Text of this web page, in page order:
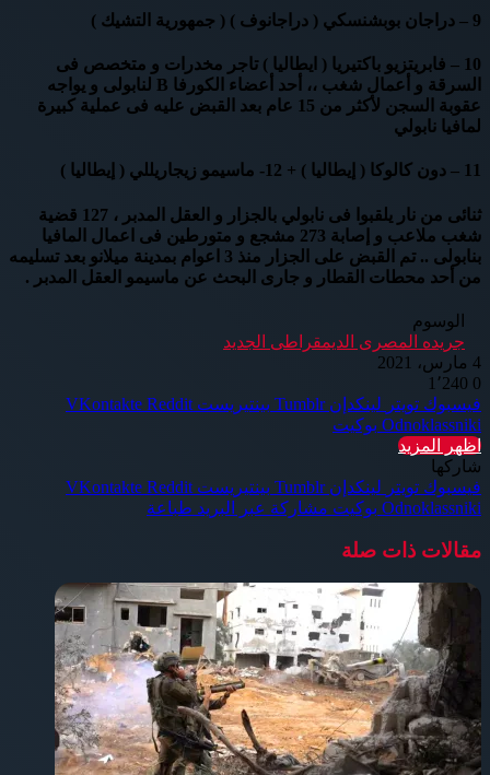
9 – دراجان بوبشنسكي ( دراجانوف ) ( جمهورية التشيك )
10 – فابريتزيو باكتيريا ( ايطاليا ) تاجر مخدرات و متخصص فى
السرقة و أعمال شغب ،، أحد أعضاء الكورفا B لنابولى و يواجه
عقوبة السجن لأكثر من 15 عام بعد القبض عليه فى عملية كبيرة
لمافيا نابولي
11 – دون كالوكا ( إيطاليا ) + 12- ماسيمو زيجاريللي ( إيطاليا )
ثنائى من نار يلقبوا فى نابولي بالجزار و العقل المدبر ، 127 قضية
شغب ملاعب و إصابة 273 مشجع و متورطين فى اعمال المافيا
بنابولى .. تم القبض على الجزار منذ 3 اعوام بمدينة ميلانو بعد تسليمه
من أحد محطات القطار و جارى البحث عن ماسيمو العقل المدبر .
الوسوم
جريده المصرى الديمقراطى الجديد
4 مارس، 2021
0
فيسبوك تويتر لينكدإن بينتيريست
Odnoklassniki بوكيت
اظهر المزيد
شاركها
فيسبوك تويتر لينكدإن بينتيريست
Odnoklassniki بوكيت مشاركة عبر البريد طباعة
مقالات ذات صلة